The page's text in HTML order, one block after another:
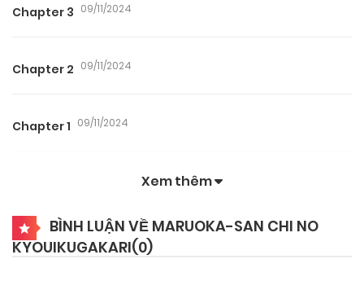
Chapter 3 09/11/2024
Chapter 2 09/11/2024
Chapter 1 09/11/2024
Xem thêm
BÌNH LUẬN VỀ MARUOKA-SAN CHI NO
KYOUIKUGAKARI(0)